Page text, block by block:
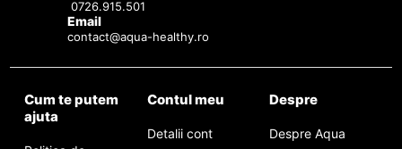
0726.915.501
Email
contact@aqua-healthy.ro
Cum te putem
ajuta
Contul meu
Detalii cont
Despre
Despre Aqua